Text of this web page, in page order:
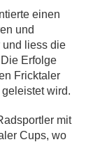
einen
und
und liess die
Erfolge
Fricktaler
wird.
mit
Cups, wo